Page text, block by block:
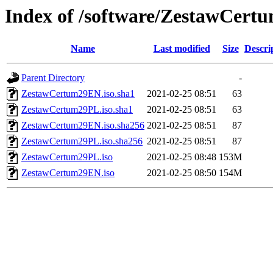
Index of /software/
Name Last modified Size
Parent Directory
-
ZestawCertum29EN.iso.sha1
2021-02-25 08:51
63
ZestawCertum29PL.iso.sha1
2021-02-25 08:51
63
ZestawCertum29EN.iso.sha256 2021-02-25 08:51
87
ZestawCertum29PL.iso.sha256 2021-02-25 08:51
87
ZestawCertum29PL.iso
2021-02-25 08:48 153M
ZestawCertum29EN.iso
2021-02-25 08:50 154M